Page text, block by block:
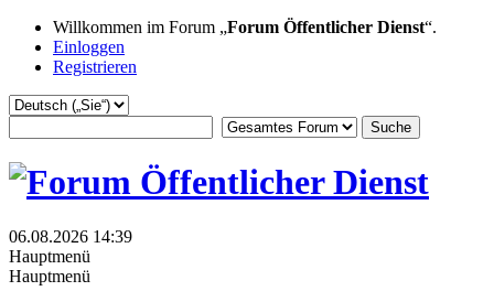
Willkommen im Forum „Forum Öffentlicher Dienst“.
Einloggen
Registrieren
06.08.2026 14:39
Hauptmenü
Hauptmenü